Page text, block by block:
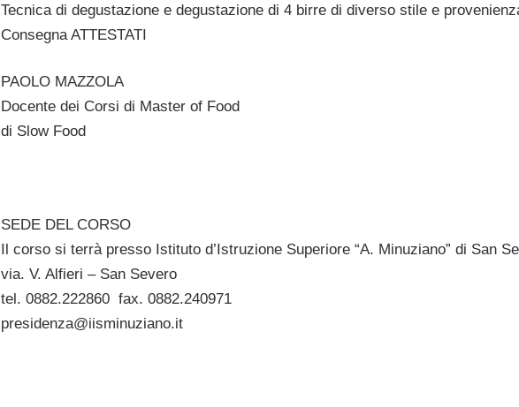
Tecnica di degustazione e degustazione di 4 birre di diverso stile e
Consegna ATTESTATI
PAOLO MAZZOLA
Docente dei Corsi di Master of Food
di Slow Food
SEDE DEL CORSO
Il corso si terrà presso Istituto d’Istruzione Superiore “A. Minuziano” di San
via. V. Alfieri – San Severo
tel. 0882.222860 fax. 0882.240971
presidenza@iisminuziano.it